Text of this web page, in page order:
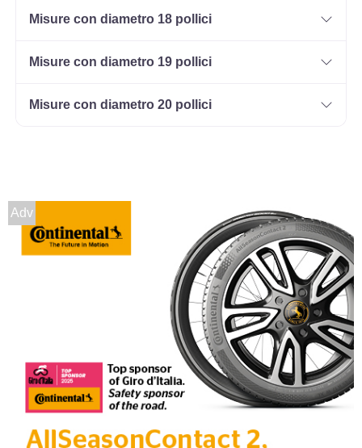
Misure con diametro 18 pollici
Misure con diametro 19 pollici
Misure con diametro 20 pollici
Adv